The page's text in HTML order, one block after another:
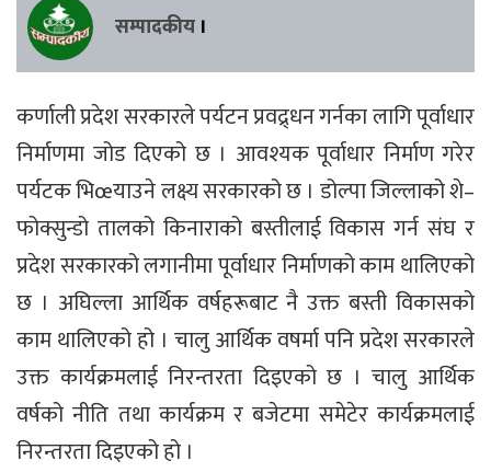
सम्पादकीय ।
कर्णाली प्रदेश सरकारले पर्यटन प्रवद्र्धन गर्नका लागि पूर्वाधार
निर्माणमा जोड दिएको छ । आवश्यक पूर्वाधार निर्माण गरेर
पर्यटक भिœयाउने लक्ष्य सरकारको छ । डोल्पा जिल्लाको शे–
फोक्सुन्डो तालको किनाराको बस्तीलाई विकास गर्न संघ र
प्रदेश सरकारको लगानीमा पूर्वाधार निर्माणको काम थालिएको
छ । अघिल्ला आर्थिक वर्षहरूबाट नै उक्त बस्ती विकासको
काम थालिएको हो । चालु आर्थिक वषर्मा पनि प्रदेश सरकारले
उक्त कार्यक्रमलाई निरन्तरता दिइएको छ । चालु आर्थिक
वर्षको नीति तथा कार्यक्रम र बजेटमा समेटेर कार्यक्रमलाई
निरन्तरता दिइएको हो ।